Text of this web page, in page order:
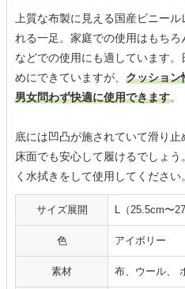
上質な布製に見える国産ビニー
れる一足。家庭での使用はもち
などでの使用にも適しています
めにできていますが、 クッション
男女問わず快適に使用できます。
底には凹凸が施されていて滑り
床面でも安心して履けるでしょ
く水拭きをして使用してください。
サイズ展開 L（25.5cm〜
色 アイボリー
素材 布、ウール、